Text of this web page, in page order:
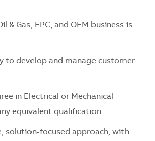
& Gas, EPC, and OEM business is
to develop and manage customer
in Electrical or Mechanical
equivalent qualification
solution-focused approach, with